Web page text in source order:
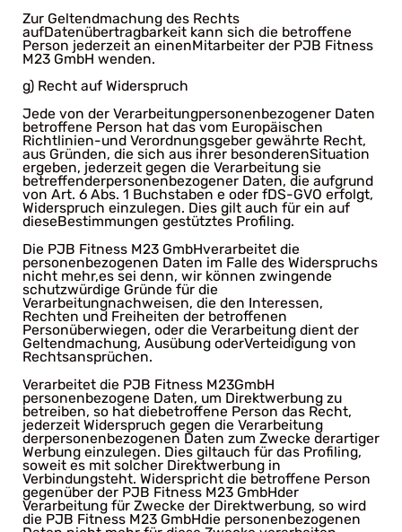
Zur Geltendmachung des Rechts
aufDatenübertragbarkeit kann sich die betroffene
Person jederzeit an einenMitarbeiter der PJB Fitness
M23 GmbH wenden.
g) Recht auf Widerspruch
Jede von der Verarbeitungpersonenbezogener Daten
betroffene Person hat das vom Europäischen
Richtlinien-und Verordnungsgeber gewährte Recht,
aus Gründen, die sich aus ihrer besonderenSituation
ergeben, jederzeit gegen die Verarbeitung sie
betreffenderpersonenbezogener Daten, die aufgrund
von Art. 6 Abs. 1 Buchstaben e oder fDS-GVO erfolgt,
Widerspruch einzulegen. Dies gilt auch für ein auf
dieseBestimmungen gestütztes Profiling.
Die PJB Fitness M23 GmbHverarbeitet die
personenbezogenen Daten im Falle des Widerspruchs
nicht mehr,es sei denn, wir können zwingende
schutzwürdige Gründe für die
Verarbeitungnachweisen, die den Interessen,
Rechten und Freiheiten der betroffenen
Personüberwiegen, oder die Verarbeitung dient der
Geltendmachung, Ausübung oderVerteidigung von
Rechtsansprüchen.
Verarbeitet die PJB Fitness M23GmbH
personenbezogene Daten, um Direktwerbung zu
betreiben, so hat diebetroffene Person das Recht,
jederzeit Widerspruch gegen die Verarbeitung
derpersonenbezogenen Daten zum Zwecke derartiger
Werbung einzulegen. Dies giltauch für das Profiling,
soweit es mit solcher Direktwerbung in
Verbindungsteht. Widerspricht die betroffene Person
gegenüber der PJB Fitness M23 GmbHder
Verarbeitung für Zwecke der Direktwerbung, so wird
die PJB Fitness M23 GmbHdie personenbezogenen